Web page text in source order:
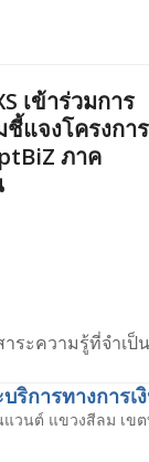
เข้าร่วมการ
แจงโครงการ
ภาค
ระความรู้ที่จำเป็
ริการทางการเ
วนต์ แขวงสีลม เขต